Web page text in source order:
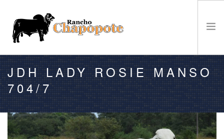
VENTA
GANADO
CAMPEONATOS
NOTICIAS
JDH LADY ROSIE MANSO
704/7